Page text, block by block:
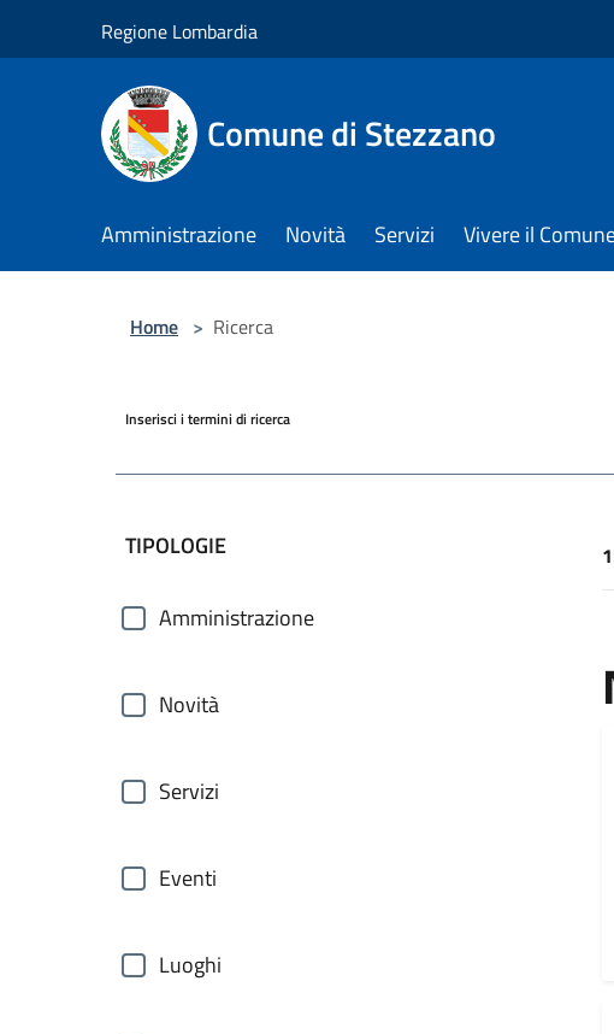
Regione Lombardia
Comune di Stezzano
Amministrazione Novità Servizi Vivere il
Home > Ricerca
Inserisci i termini di ricerca
filtri da applicare
TIPOLOGIE
Amministrazione
Novità
Servizi
Eventi
Luoghi